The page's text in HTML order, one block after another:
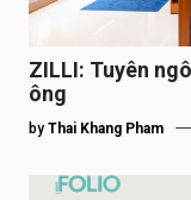
ZILLI: Tuyên
ông
by Thai Khang Pham